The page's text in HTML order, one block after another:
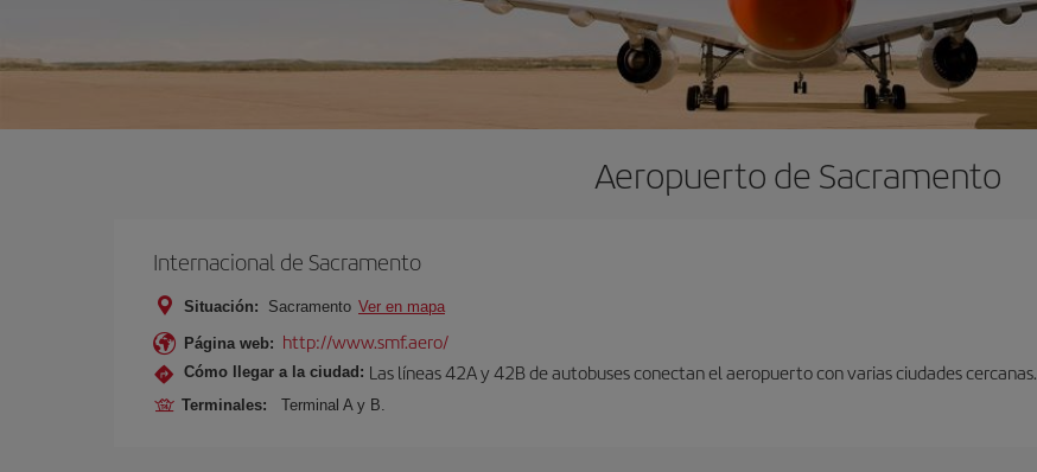
Aeropuerto de Sacramento
Internacional de Sacramento
Situación: Sacramento Ver en mapa
Página web: http://www.smf.aero/
Cómo llegar a la ciudad: Las líneas 42A y 42B de autobuses conectan el aeropuerto con varias ciudades cercanas.
Terminales: Terminal A y B.